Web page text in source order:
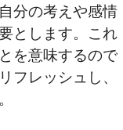
分の考えや感情
とします。これ
を意味するので
フレッシュし、